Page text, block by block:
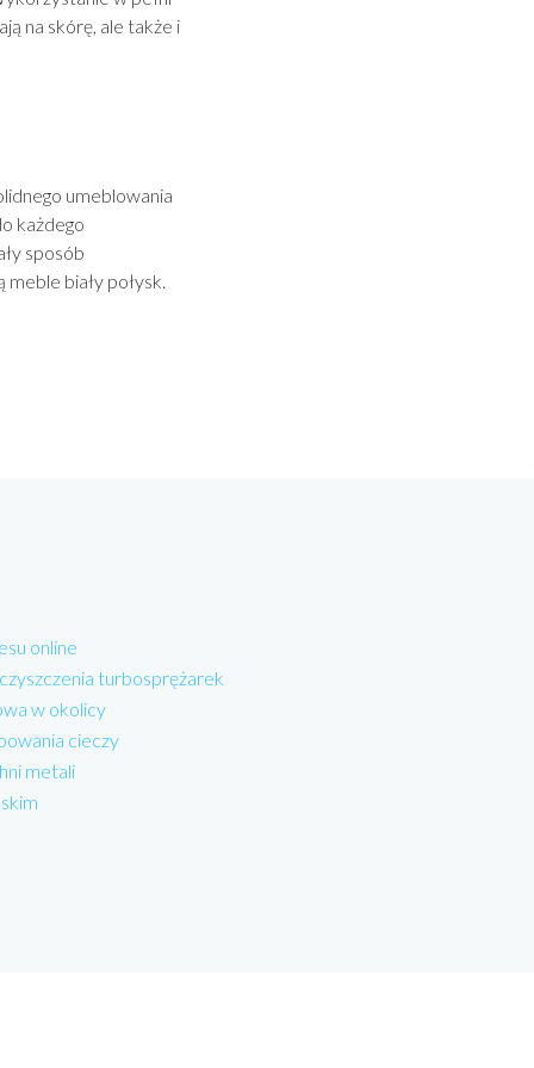
na skórę, ale także i
umeblowania
każdego
sposób
biały połysk.
online
turbosprężarek
w okolicy
cieczy
metali